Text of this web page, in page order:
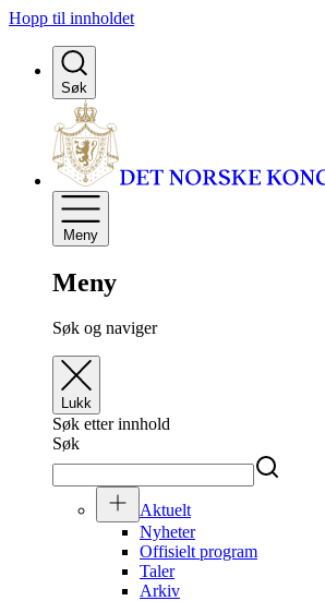
Hopp til innholdet
Søk
Meny
Meny
Søk og naviger
Lukk
Søk etter innhold
Søk
Aktuelt
Nyheter
Offisielt program
Taler
Arkiv